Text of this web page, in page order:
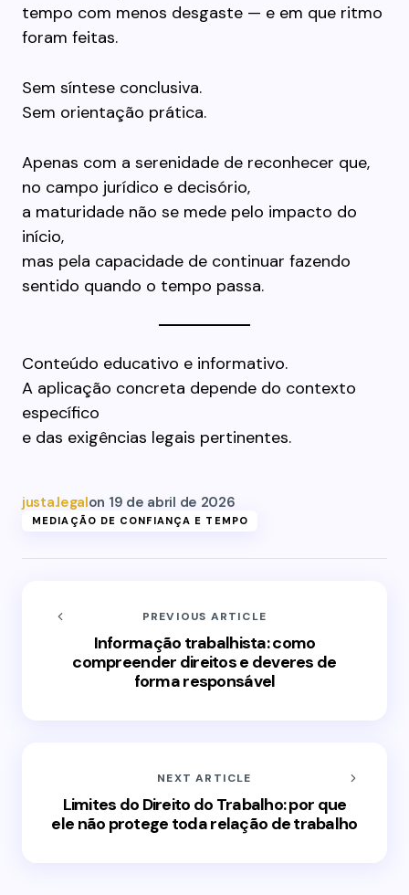
tempo com menos desgaste — e em que ritmo
foram feitas.
Sem síntese conclusiva.
Sem orientação prática.
Apenas com a serenidade de reconhecer que,
no campo jurídico e decisório,
a maturidade não se mede pelo impacto do
início,
mas pela capacidade de continuar fazendo
sentido quando o tempo passa.
Conteúdo educativo e informativo.
A aplicação concreta depende do contexto
específico
e das exigências legais pertinentes.
justa.legalon 19 de abril de 2026
MEDIAÇÃO DE CONFIANÇA E TEMPO
PREVIOUS ARTICLE
Informação trabalhista: como
compreender direitos e deveres de
forma responsável
NEXT ARTICLE
Limites do Direito do Trabalho: por que
ele não protege toda relação de trabalho